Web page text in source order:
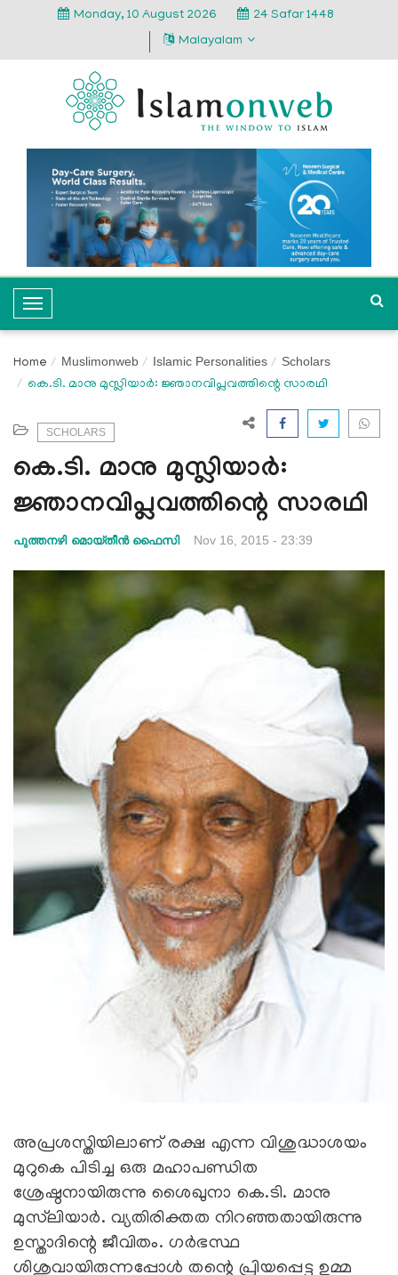
Monday, 10 August 2026
24 Safar 1448
Malayalam
T
o
g
l
a
v
i
a
Home Muslimonweb Islamic Personalities Scholars
കെ.ടി. മാനു മുസ്ലിയാര്‍: ജ്ഞാനവിപ്ലവത്തിന്റെ സാരഥി
SCHOLARS
കെ.ടി. മാനു മുസ്ലിയാര്‍:
ജ്ഞാനവിപ്ലവത്തിന്റെ സാരഥി
പുത്തനഴി മൊയ്തീന്‍ ഫൈസി Nov 16, 2015 - 23:39
അപ്രശസ്തിയിലാണ് രക്ഷ എന്ന വിശുദ്ധാശയം
മുറുകെ പിടിച്ച ഒരു മഹാപണ്ഡിത
ശ്രേഷ്ഠനായിരുന്നു ശൈഖുനാ കെ.ടി. മാനു
മുസ്‌ലിയാര്‍. വ്യതിരിക്തത നിറഞ്ഞതായിരുന്നു
ഉസ്താദിന്റെ ജീവിതം. ഗര്‍ഭസ്ഥ
ശിശുവായിരുന്നപ്പോള്‍ തന്റെ പ്രിയപ്പെട്ട ഉമ്മ